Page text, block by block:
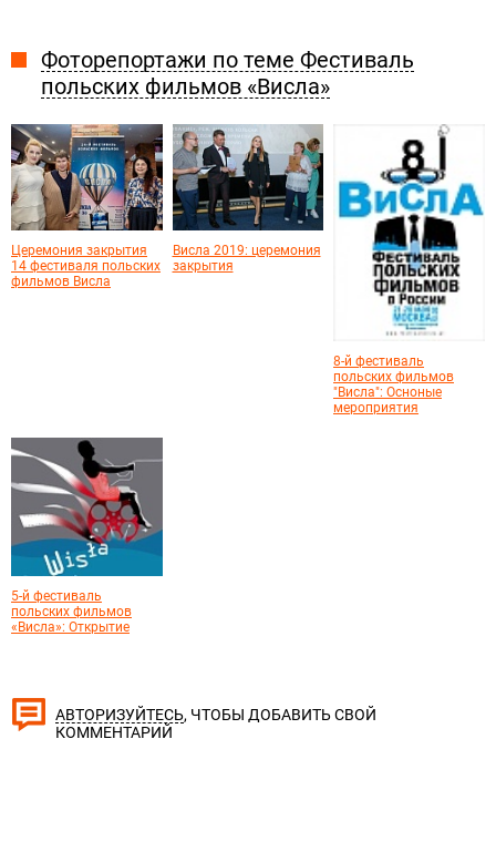
Фоторепортажи по теме Фестиваль
польских фильмов «Висла»
Церемония закрытия
14 фестиваля польских
фильмов Висла
Висла 2019: церемония
закрытия
8-й фестиваль
польских фильмов
"Висла": Осноные
мероприятия
5-й фестиваль
польских фильмов
«Висла»: Открытие
АВТОРИЗУЙТЕСЬ, ЧТОБЫ ДОБАВИТЬ СВОЙ
КОММЕНТАРИЙ